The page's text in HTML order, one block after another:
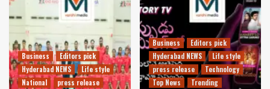
Business
Editors pick
Hyderabad NEWS
Life style
National
press release
Business
Editors pick
Hyderabad NEWS
Life style
press release
Technology
Top News
Trending